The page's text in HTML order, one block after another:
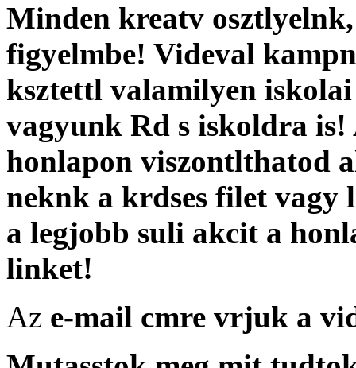
Minden kreatv
figyelmbe! Videval
ksztettl valamilyen
vagyunk Rd s iskoldra
honlapon viszontlthatod
neknk a krdses filet vagy
a legjobb suli akcit a
linket!
Az e-mail cmre vrjuk a